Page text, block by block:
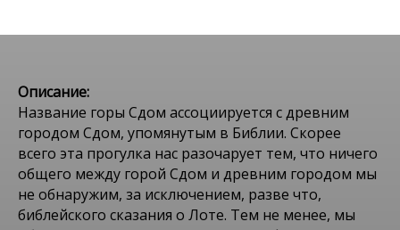
Описание:
Название горы Сдом ассоциируется с древним
городом Сдом, упомянутым в Библии. Скорее
всего эта прогулка нас разочарует тем, что ничего
общего между горой Сдом и древним городом мы
не обнаружим, за исключением, разве что,
библейского сказания о Лоте. Тем не менее, мы